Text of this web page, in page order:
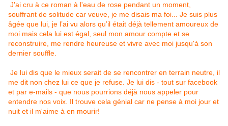
J'ai cru à ce roman à l'eau de rose pendant un moment,
souffrant de solitude car veuve, je me disais ma foi... Je suis plus
âgée que lui, je l’ai vu alors qu’il était déjà tellement amoureux de
moi mais cela lui est égal, seul mon amour compte et se
reconstruire, me rendre heureuse et vivre avec moi jusqu'à son
dernier souffle.
Je lui dis que le mieux serait de se rencontrer en terrain neutre, il
me dit non chez lui ce que je refuse. Je lui dis - tout sur facebook
et par e-mails - que nous pourrions déjà nous appeler pour
entendre nos voix. Il trouve cela génial car ne pense à moi jour et
nuit et il m'aime à en mourir!